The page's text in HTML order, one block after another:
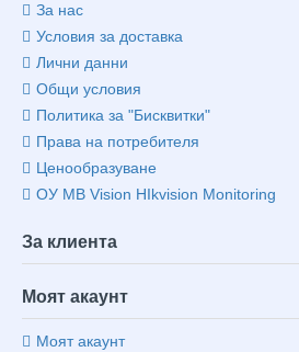
За нас
Условия за доставка
Лични данни
Общи условия
Политика за "Бисквитки"
Права на потребителя
Ценообразуване
ОУ MB Vision HIkvision Monitoring
За клиента
Моят акаунт
Моят акаунт